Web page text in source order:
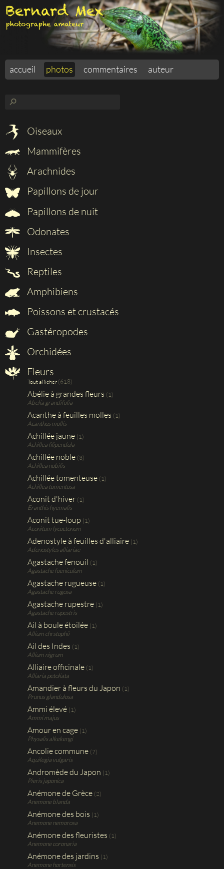
accueil photos commentaires auteur
⚲
Oiseaux
Mammifères
Arachnides
Papillons de jour
Papillons de nuit
Odonates
Insectes
Reptiles
Amphibiens
Poissons et crustacés
Gastéropodes
Orchidées
Fleurs
Tout afficher (618)
Abélie à grandes fleurs (1)
Abelia grandifolia
Acanthe à feuilles molles (1)
Acanthus mollis
Achillée jaune (1)
Achillea filipendula
Achillée noble (3)
Achillea nobilis
Achillée tomenteuse (1)
Achillea tomentosa
Aconit d'hiver (1)
Eranthis hyemalis
Aconit tue-loup (1)
Aconitum lycoctonum
Adenostyle à feuilles d'alliaire (1)
Adenostyles alliariae
Agastache fenouil (1)
Agastache foeniculum
Agastache rugueuse (1)
Agastache rugosa
Agastache rupestre (1)
Agastache rupestris
Ail à boule étoilée (1)
Allium chrstophii
Ail des Indes (1)
Allium nigrum
Alliaire officinale (1)
Alliaria petoliata
Amandier à fleurs du Japon (1)
Prunus glandulosa
Ammi élevé (1)
Ammi majus
Amour en cage (1)
Physalis alkekengi
Ancolie commune (7)
Aquilegia vulgaris
Andromède du Japon (1)
Pieris japonica
Anémone de Grèce (2)
Anemone blanda
Anémone des bois (1)
Anemone nemorosa
Anémone des fleuristes (1)
Anemone coronaria
Anémone des jardins (1)
Anemone hortensis